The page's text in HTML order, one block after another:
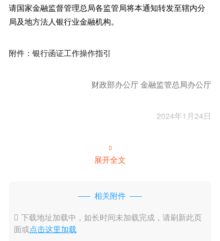
请国家金融监督管理总局各监管局将本通知转发至辖内分
局及地方法人银行业金融机构。
附件：银行函证工作操作指引
财政部办公厅 金融监管总局办公厅
2024年1月24日

展开全文
相关附件
 下载地址加载中，如长时间未加载完成，请刷新此页
面或点击这里加载